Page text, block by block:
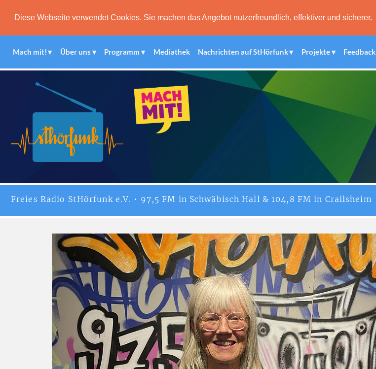
Diese Webseite verwendet Cookies. Sie machen das Angebot nutzerfreundlich, effektiver und sicherer.
Mach mit! Über uns Programm Mediathek Nachrichten auf StHörfunk Projekte Feedback
Freies Radio StHörfunke.V. • 97,5 FM in Schwäbisch Hall & 104,8 FM in Crailsheim